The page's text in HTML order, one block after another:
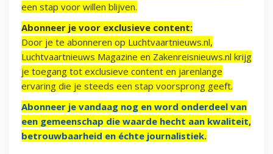
een stap voor willen blijven.
Abonneer je voor exclusieve content:
Door je te abonneren op Luchtvaartnieuws.nl,
Luchtvaartnieuws Magazine en Zakenreisnieuws.nl krijg
je toegang tot exclusieve content en jarenlange
ervaring die je steeds een stap voorsprong geeft.
Abonneer je vandaag nog en word onderdeel van
een gemeenschap die waarde hecht aan kwaliteit,
betrouwbaarheid en échte journalistiek.